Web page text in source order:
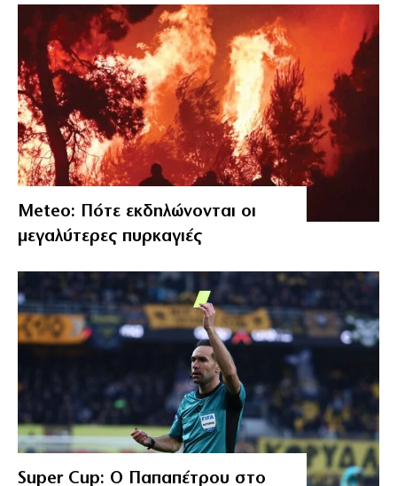
Meteo: Πότε εκδηλώνονται οι
μεγαλύτερες πυρκαγιές
Super Cup: Ο Παπαπέτρου στο